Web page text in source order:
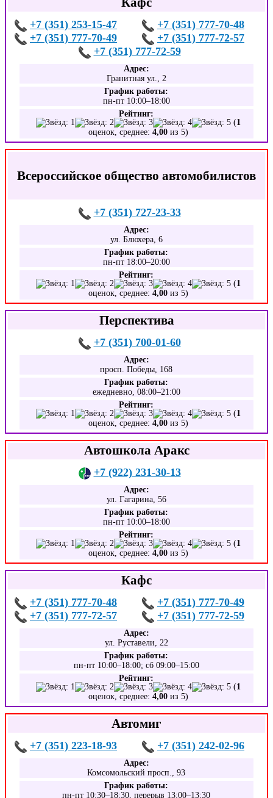
+7 (351) 253-15-47
+7 (351) 777-70-48
+7 (351) 777-70-49
+7 (351) 777-72-57
+7 (351) 777-72-59
Адрес:
Гранитная ул., 2
График работы:
пн-пт 10:00–18:00
Рейтинг:
(1
оценок, среднее:4,00 из 5)
Всероссийское общество автомобилистов
+7 (351) 727-23-33
Адрес:
ул. Блюхера, 6
График работы:
пн-пт 18:00–20:00
Рейтинг:
(1
оценок, среднее:4,00 из 5)
Перспектива
+7 (351) 700-01-60
Адрес:
просп. Победы, 168
График работы:
ежедневно, 08:00–21:00
Рейтинг:
(1
оценок, среднее:4,00 из 5)
Автошкола Аракс
+7 (922) 231-30-13
Адрес:
ул. Гагарина, 56
График работы:
пн-пт 10:00–18:00
Рейтинг:
(1
оценок, среднее:4,00 из 5)
Кафс
+7 (351) 777-70-48
+7 (351) 777-70-49
+7 (351) 777-72-57
+7 (351) 777-72-59
Адрес:
ул. Руставели, 22
График работы:
пн-пт 10:00–18:00; сб 09:00–15:00
Рейтинг:
(1
оценок, среднее:4,00 из 5)
Автомиг
+7 (351) 223-18-93 +7 (351) 242-02-96
Адрес:
Комсомольский просп., 93
График работы:
пн-пт 10:30–18:30, перерыв 13:00–13:30